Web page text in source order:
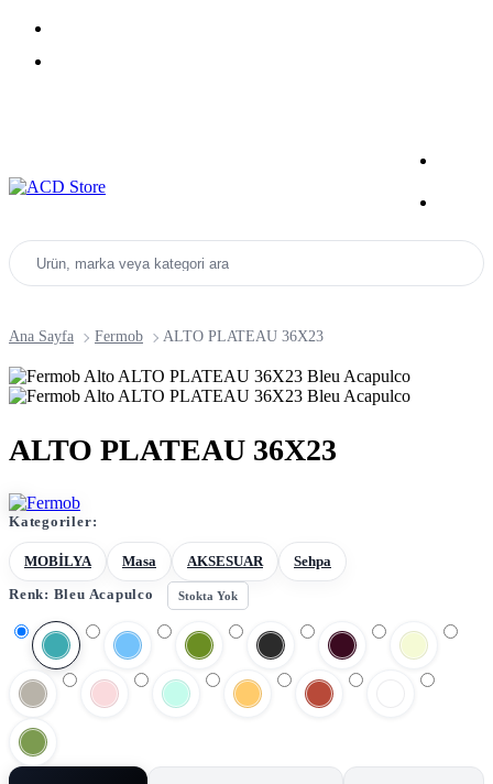
Ürün, marka veya kategori ara
Ana Sayfa Fermob ALTO PLATEAU 36X23
ALTO PLATEAU 36X23
Kategoriler:
MOBİLYA Masa AKSESUAR
Sehpa
Renk: Bleu Acapulco Stokta Yok